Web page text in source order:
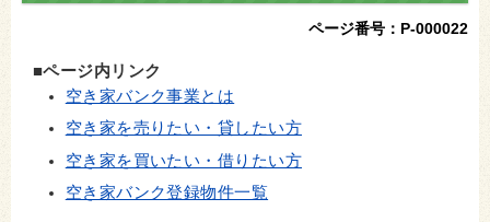
ページ番号：P-000022
■​​​​ページ内リンク
空き家バンク事業とは
空き家を売りたい・貸したい方
空き家を買いたい・借りたい方
空き家バンク登録物件一覧